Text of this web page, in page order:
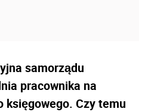
samorządu
pracownika na
księgowego. Czy temu